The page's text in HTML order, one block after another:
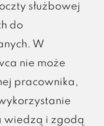
służbowej
do
W
nie może
pracownika,
wiedzą i zgodą